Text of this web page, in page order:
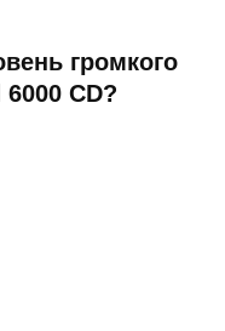
громкого
CD?